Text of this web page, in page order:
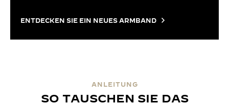
ENTDECKEN SIE EIN NEUES ARMBAND
ANLEITUNG
SO TAUSCHEN SIE DAS